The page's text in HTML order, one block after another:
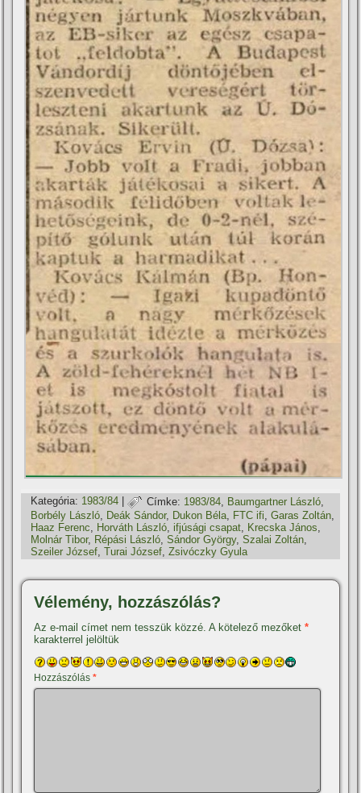
Kategória: 1983/84 | Címke: 1983/84 Baumgartner László
Borbély László, Deák Sándor, Dukon Béla, FTC ifi,Garas Zoltán,
Haaz Ferenc, Horváth László,ifjúsági csapat, Krecska János,
Molnár Tibor, Répási László,Sándor György,Szalai Zoltán,
Szeiler József,Turai József,Zsivóczky Gyula
Vélemény, hozzászólás?
Az e-mail címet nem tesszük közzé. A kötelező mezőket*
karakterrel jelöltük
Hozzászólás*